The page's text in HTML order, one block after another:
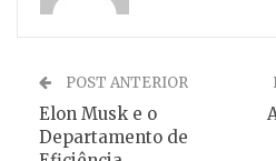
POST ANTERIOR
Elon Musk e o
Departamento de